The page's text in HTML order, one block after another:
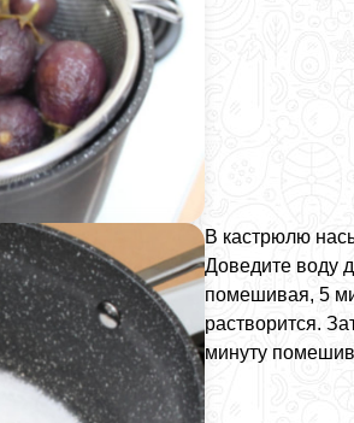
В кастрюлю
Доведите воду
помешивая, 5
растворится.
минуту